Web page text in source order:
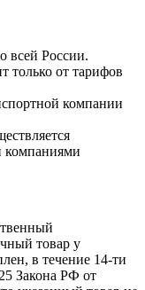
всей России.
только от тарифов
компании
компаниями
товар у
в течение 14-ти
Закона РФ от